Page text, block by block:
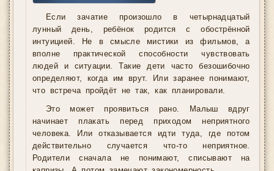
Если зачатие произошло в четырнадцатый
лунный день, ребёнок родится с обострённой
интуицией. Не в смысле мистики из фильмов, а
вполне практической способности чувствовать
людей и ситуации. Такие дети часто безошибочно
определяют, когда им врут. Или заранее понимают,
что встреча пройдёт не так, как планировали.
Это может проявиться рано. Малыш вдруг
начинает плакать перед приходом неприятного
человека. Или отказывается идти туда, где потом
действительно случается что-то неприятное.
Родители сначала не понимают, списывают на